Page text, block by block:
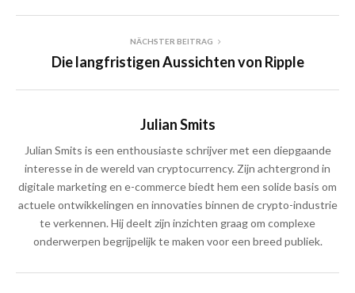
NÄCHSTER BEITRAG
Die langfristigen Aussichten von Ripple
Julian Smits
Julian Smits is een enthousiaste schrijver met een diepgaande
interesse in de wereld van cryptocurrency. Zijn achtergrond in
digitale marketing en e-commerce biedt hem een solide basis om
actuele ontwikkelingen en innovaties binnen de crypto-industrie
te verkennen. Hij deelt zijn inzichten graag om complexe
onderwerpen begrijpelijk te maken voor een breed publiek.